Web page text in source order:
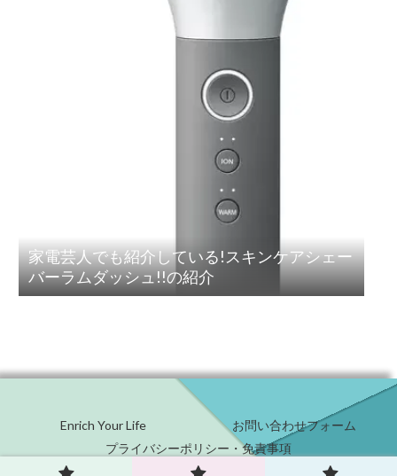
家電芸人でも紹介している!スキンケアシェー
バーラムダッシュ!!の紹介
Enrich Your Life
お問い合わせフォーム
プライバシーポリシー・免責事項